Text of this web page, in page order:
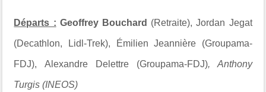
Départs : Geoffrey Bouchard (Retraite), Jordan Jegat
(Decathlon, Lidl-Trek), Émilien Jeannière (Groupama-
FDJ), Alexandre Delettre (Groupama-FDJ), Anthony
Turgis (INEOS)